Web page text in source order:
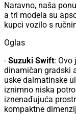
Naravno, naša
a tri modela su
kupci vozilo s
Oglas
-Suzuki Swift: Ovo
dinamičan gradski
uske dalmatinske
iznimno niska
iznenađujuća
kompaktne